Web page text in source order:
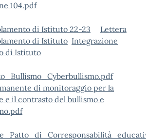
104.pdf
di Istituto 22-23
Lettera
di Istituto Integrazione
di Istituto
di monitoraggio per la
e il contrasto del bullismo e